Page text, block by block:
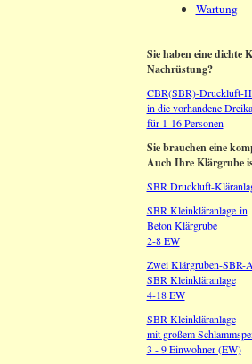
Wartung
Sie haben eine dichte
Nachrüstung?
CBR(SBR)-Druckluft-
in die vorhandene
für 1-16 Personen
Sie brauchen eine
Auch Ihre Klärgrube
SBR Druckluft-
SBR Kleinkläranlage in
Beton Klärgrube
2-8 EW
Zwei Klärgruben-SBR-
SBR Kleinkläranlage
4-18 EW
SBR Kleinkläranlage
mit großem
3 - 9 Einwohner (EW)